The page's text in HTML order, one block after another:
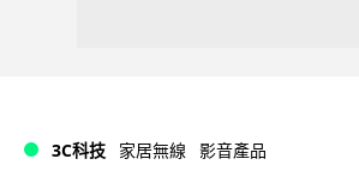
3C科技 家居無線 影音產品